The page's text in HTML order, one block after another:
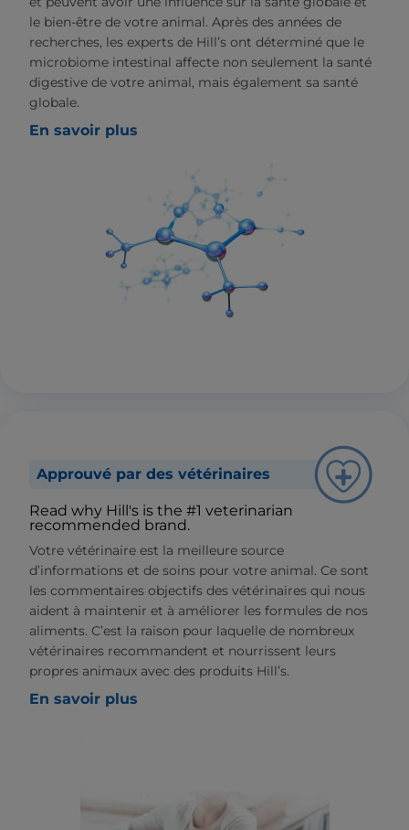
le bien-être de votre animal. Après des années de
recherches, les experts de Hill’s ont déterminé que le
microbiome intestinal affecte non seulement la santé
digestive de votre animal, mais également sa santé
globale.
En savoir plus
Approuvé par des vétérinaires
Read why Hill's is the #1 veterinarian
recommended brand.
Votre vétérinaire est la meilleure source
d’informations et de soins pour votre animal. Ce sont
les commentaires objectifs des vétérinaires qui nous
aident à maintenir et à améliorer les formules de nos
aliments. C’est la raison pour laquelle de nombreux
vétérinaires recommandent et nourrissent leurs
propres animaux avec des produits Hill’s.
En savoir plus